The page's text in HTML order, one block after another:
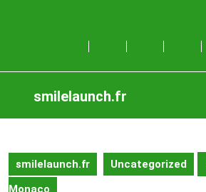
smilelaunch.fr
smilelaunch.fr Uncategorized
Monaco